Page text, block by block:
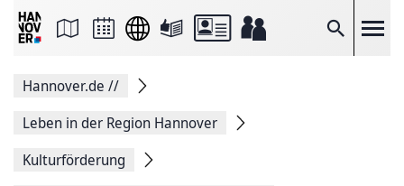
Suche
Seite
Facebook
teilen
Seitenlink
Hannover.de //
Leben in der Region Hannover
Kulturförderung